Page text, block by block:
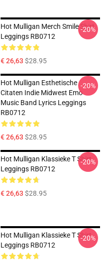
Hot Mulligan Merch Smile Shirt
Leggings RB0712
€ 26,63 $28.95
-20%
Hot Mulligan Esthetische
Citaten Indie Midwest Emo
Music Band Lyrics Leggings
RB0712
€ 26,63 $28.95
-20%
Hot Mulligan Klassieke T Shirt
Leggings RB0712
€ 26,63 $28.95
-20%
Hot Mulligan Klassieke T Shirt
Leggings RB0712
-20%